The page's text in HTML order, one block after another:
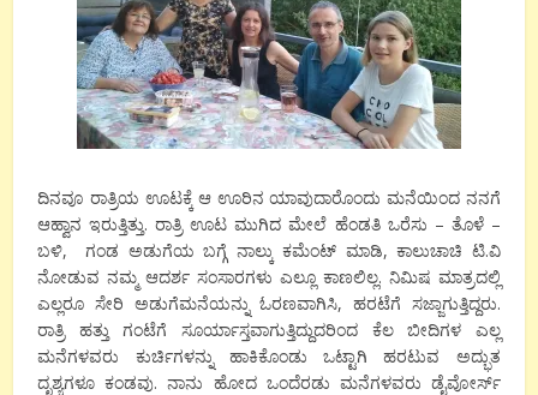
ದಿನವೂ ರಾತ್ರಿಯ ಊಟಕ್ಕೆ ಆ ಊರಿನ ಯಾವುದಾರೊಂದು ಮನೆಯಿಂದ ನನಗೆ
ಆಹ್ವಾನ ಇರುತ್ತಿತ್ತು. ರಾತ್ರಿ ಊಟ ಮುಗಿದ ಮೇಲೆ ಹೆಂಡತಿ ಒರೆಸು – ತೊಳೆ –
ಬಳಿ, ಗಂಡ ಅಡುಗೆಯ ಬಗ್ಗೆ ನಾಲ್ಕು ಕಮೆಂಟ್ ಮಾಡಿ, ಕಾಲುಚಾಚಿ ಟಿ.ವಿ
ನೋಡುವ ನಮ್ಮ ಆದರ್ಶ ಸಂಸಾರಗಳು ಎಲ್ಲೂ ಕಾಣಲಿಲ್ಲ. ನಿಮಿಷ ಮಾತ್ರದಲ್ಲಿ
ಎಲ್ಲರೂ ಸೇರಿ ಅಡುಗೆಮನೆಯನ್ನು ಓರಣವಾಗಿಸಿ, ಹರಟೆಗೆ ಸಜ್ಜಾಗುತ್ತಿದ್ದರು.
ರಾತ್ರಿ ಹತ್ತು ಗಂಟೆಗೆ ಸೂರ್ಯಾಸ್ತವಾಗುತ್ತಿದ್ದುದರಿಂದ ಕೆಲ ಬೀದಿಗಳ ಎಲ್ಲ
ಮನೆಗಳವರು ಕುರ್ಚಿಗಳನ್ನು ಹಾಕಿಕೊಂಡು ಒಟ್ಟಾಗಿ ಹರಟುವ ಅದ್ಭುತ
ದೃಶ್ಯಗಳೂ ಕಂಡವು. ನಾನು ಹೋದ ಒಂದೆರಡು ಮನೆಗಳವರು ಡೈವೋರ್ಸ್